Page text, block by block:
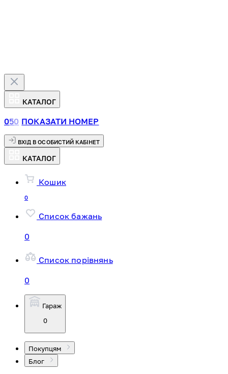
КАТАЛОГ
050 ПОКАЗАТИ НОМЕР
ВХІД В ОСОБИСТИЙ КАБІНЕТ
КАТАЛОГ
Кошик
0
Список бажань
0
Список порівнянь
0
Гараж
0
Покупцям
Блог